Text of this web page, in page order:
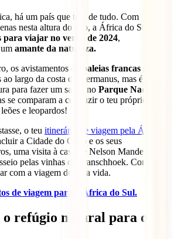
há um país que tem de tudo. Com
nesta altura do ano, a África do Sul é um
para viajar no verão de 2024,
um amante da natureza.
os avistamentos de
baleias francas
ao largo da costa de Hermanus, mas é
para fazer um safari no Parque Nacional
se comparam a conduzir o teu próprio carro
leões e leopardos!
o teu itinerário de viagem pela África
a Cidade do Cabo e os seus
uma visita à casa de Nelson Mandela em
pelas vinhas de Franschhoek. Começa a
com a viagem de uma vida.
de viagem para a África do Sul.
o refúgio natural para o